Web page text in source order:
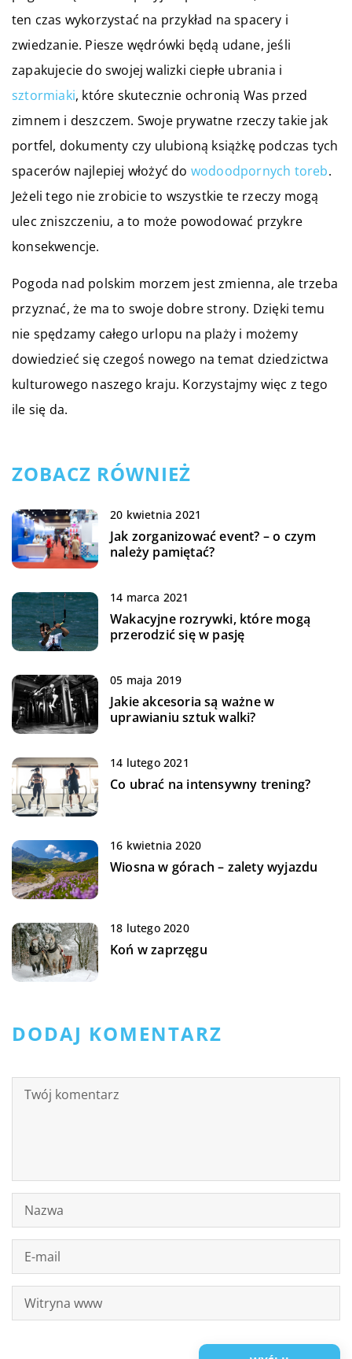
ten czas wykorzystać na przykład na spacery i
zwiedzanie. Piesze wędrówki będą udane, jeśli
zapakujecie do swojej walizki ciepłe ubrania i
sztormiaki, które skutecznie ochronią Was przed
zimnem i deszczem. Swoje prywatne rzeczy takie jak
portfel, dokumenty czy ulubioną książkę podczas tych
spacerów najlepiej włożyć do wodoodpornych toreb.
Jeżeli tego nie zrobicie to wszystkie te rzeczy mogą
ulec zniszczeniu, a to może powodować przykre
konsekwencje.
Pogoda nad polskim morzem jest zmienna, ale trzeba
przyznać, że ma to swoje dobre strony. Dzięki temu
nie spędzamy całego urlopu na plaży i możemy
dowiedzieć się czegoś nowego na temat dziedzictwa
kulturowego naszego kraju. Korzystajmy więc z tego
ile się da.
ZOBACZ RÓWNIEŻ
20 kwietnia 2021
Jak zorganizować event? – o czym
należy pamiętać?
14 marca 2021
Wakacyjne rozrywki, które mogą
przerodzić się w pasję
05 maja 2019
Jakie akcesoria są ważne w
uprawianiu sztuk walki?
14 lutego 2021
Co ubrać na intensywny trening?
16 kwietnia 2020
Wiosna w górach – zalety wyjazdu
18 lutego 2020
Koń w zaprzęgu
DODAJ KOMENTARZ